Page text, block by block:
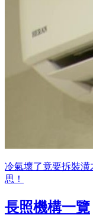
冷氣壞了竟要拆裝
思！
長照機構一覽